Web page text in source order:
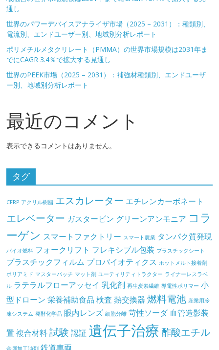
通し
世界のパワーデバイスアナライザ市場（2025 – 2031）：種類別、
電流別、エンドユーザー別、地域別分析レポート
ポリメチルメタクリレート（PMMA）の世界市場規模は2031年ま
でにCAGR 3.4％で拡大する見通し
世界のPEEK市場（2025 – 2031）：補強材種類別、エンドユーザ
ー別、地域別分析レポート
最近のコメント
表示できるコメントはありません。
タグ
CFRP アクリル樹脂 エスカレーター エチレンカーボネート
エレベーター ガスタービン グリーンアンモニア コラ
ーゲン スマートファクトリー スマート農業 タンパク質発現
バイオ燃料 フォークリフト フレキシブル包装 プラスチックシート
プラスチックフィルム プロバイオティクス ホットメルト接着剤
ポリアミド マスターバッチ マット剤 ユーティリティトラクター ライナーレスラベ
ル ラテラルフローアッセイ 乳化剤 再生炭素繊維 導電性ポリマー 小
型ドローン 栄養補助食品 検査 熱交換器 燃料電池 産業用冷
凍システム 発酵化学品 眼内レンズ 細胞分離 苛性ソーダ 血管造影装
置 複合材料 試験 認証 遺伝子治療 酢酸エチル
金属加工油剤 鉄道車両